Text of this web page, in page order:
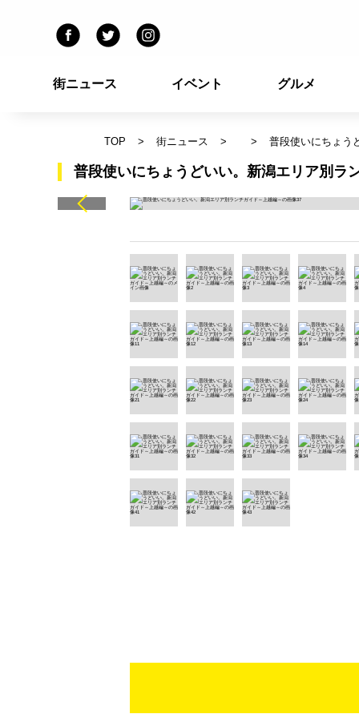
街ニュース イベント グルメ
TOP 街ニュース 普段使いにちょう
普段使いにちょうどいい。新潟エリア別ラ